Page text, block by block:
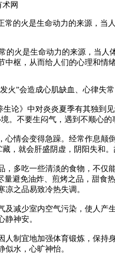
网
的火是生命动力的来源，当
火是生命动力的来源，当
枢，从而给人们的心理和情
火”会造成心肌缺血、心律失
论》中对炎炎夏季有其独到
。不要生闷气，遇到不顺心
情会变得急躁。经常作息颠
，就会肝盛阴虚，阴阳失和
多吃一些清淡的食物，不仅
避免油炸、煎烤之品，甜
之品易致冷热失调。
减少室内空气污染，使人产
神安。
制宜地加强体育锻炼，保
水，心旷神怡。